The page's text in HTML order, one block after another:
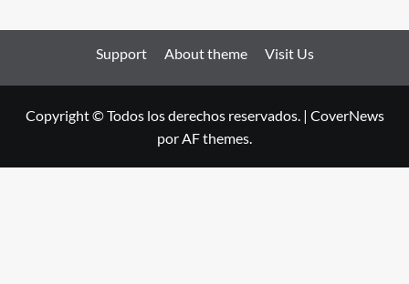
Support About theme Visit Us
Copyright © Todos los derechos reservados. | CoverNews
por AF themes.